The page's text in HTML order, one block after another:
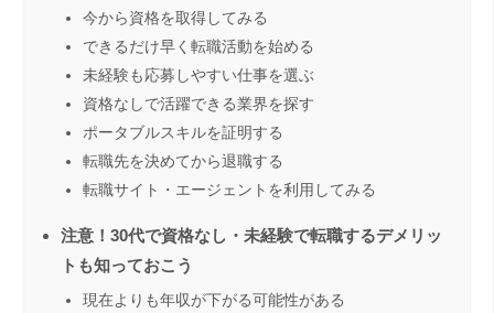
今から資格を取得してみる
できるだけ早く転職活動を始める
未経験も応募しやすい仕事を選ぶ
資格なしで活躍できる業界を探す
ポータブルスキルを証明する
転職先を決めてから退職する
転職サイト・エージェントを利用してみる
注意！30代で資格なし・未経験で転職するデメリッ
トも知っておこう
現在よりも年収が下がる可能性がある